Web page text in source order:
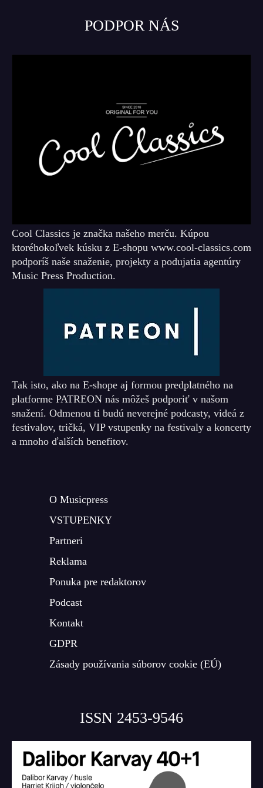
PODPOR NÁS
Cool Classics je značka našeho merču. Kúpou
ktoréhokoľvek kúsku z E-shopu www.cool-classics.com
podporíš naše snaženie, projekty a podujatia agentúry
Music Press Production.
Tak isto, ako na E-shope aj formou predplatného na
platforme PATREON nás môžeš podporiť v našom
snažení. Odmenou ti budú neverejné podcasty, videá z
festivalov, tričká, VIP vstupenky na festivaly a koncerty
a mnoho ďalších benefitov.
O Musicpress
VSTUPENKY
Partneri
Reklama
Ponuka pre redaktorov
Podcast
Kontakt
GDPR
Zásady používania súborov cookie (EÚ)
ISSN 2453-9546